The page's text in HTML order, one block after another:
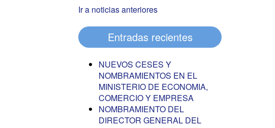
Ir a noticias anteriores
Entradas recientes
NUEVOS CESES Y
NOMBRAMIENTOS EN EL
MINISTERIO DE ECONOMIA,
COMERCIO Y EMPRESA
NOMBRAMIENTO DEL
DIRECTOR GENERAL DEL